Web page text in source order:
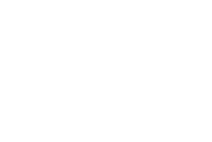
à Losone
trois kilomètres de la Piazza
avec un supermarché Migros juste à